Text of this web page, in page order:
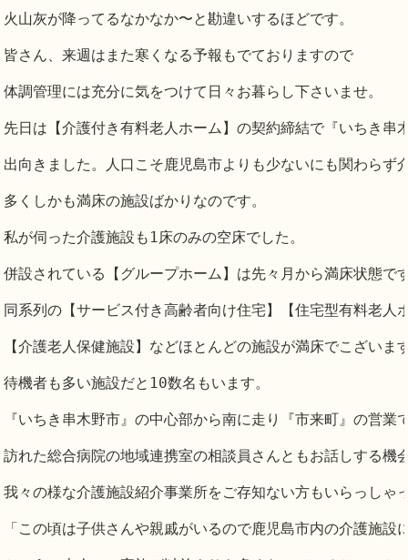
火山灰が降ってるなかなか〜と勘違いするほどです。
皆さん、来週はまた寒くなる予報もでておりますので
体調管理には充分に気をつけて日々お暮らし下さいませ。
先日は【介護付き有料老人ホーム】の契約締結で『いちき串
出向きました。人口こそ鹿児島市よりも少ないにも関わらず
多くしかも満床の施設ばかりなのです。
私が伺った介護施設も1床のみの空床でした。
併設されている【グループホーム】は先々月から満床状態で
同系列の【サービス付き高齢者向け住宅】【住宅型有料老人
【介護老人保健施設】などほとんどの施設が満床でこざいま
待機者も多い施設だと10数名もいます。
『いちき串木野市』の中心部から南に走り『市来町』の営業
訪れた総合病院の地域連携室の相談員さんともお話しする機
我々の様な介護施設紹介事業所をご存知ない方もいらっしゃ
「この頃は子供さんや親戚がいるので鹿児島市内の介護施設